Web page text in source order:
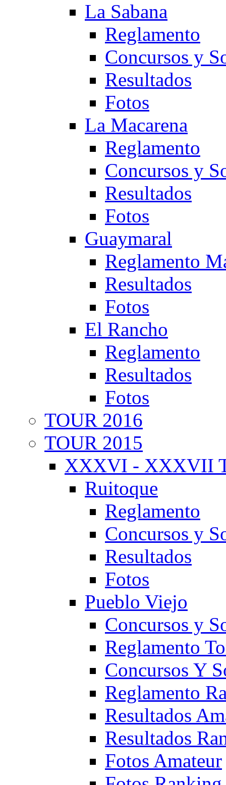
La Sabana
Reglamento
Concursos y
Resultados
Fotos
La Macarena
Reglamento
Concursos y
Resultados
Fotos
Guaymaral
Reglamento
Resultados
Fotos
El Rancho
Reglamento
Resultados
Fotos
TOUR 2016
TOUR 2015
XXXVI - XXXVII
Ruitoque
Reglamento
Concursos y
Resultados
Fotos
Pueblo Viejo
Concursos y
Reglamento
Concursos Y
Reglamento
Resultados
Resultados
Fotos Amateur